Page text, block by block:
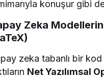
konuşur gibi
Zeka
zeka tabanlı bir
Net Yazılımsal